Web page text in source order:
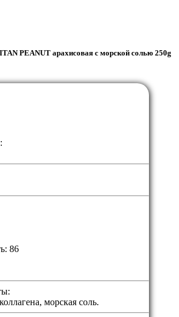
PEANUT арахисовая с морской солью 250g
86
морская соль.